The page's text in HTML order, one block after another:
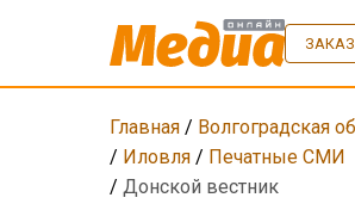
Главная/ Волгоградская
/ Иловля/ Печатные СМИ
/ Донской вестник